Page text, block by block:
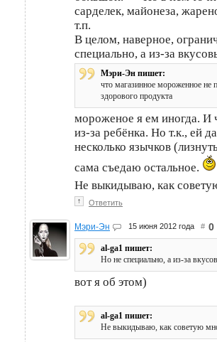
сарделек, майонеза,
т.п.
В целом, наверное,
специально, а из-за
Мэри-Эн пишет:
что магазинное мороженное не
здорового продукта
мороженое я ем иногда. И
из-за ребёнка. Но т.к., ей
несколько язычков
сама съедаю остальное.
Не выкидываю, как
↑ Ответить
Мэри-Эн 15 июня 2012 года # 0
al-ga1 пишет:
Но не специально, а из-за
вот я об этом)
al-ga1 пишет:
Не выкидываю, как советую